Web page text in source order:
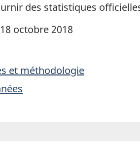
des statistiques
octobre 2018
et méthodologie